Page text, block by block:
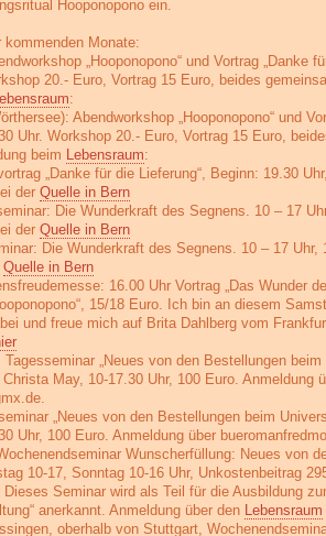
Hooponopono ein.
kommenden Monate:
„Hooponopono“ und Vortrag „Danke
20.- Euro, Vortrag 15 Euro, beides
:
Abendworkshop „Hooponopono“ und
Uhr. Workshop 20.- Euro, Vortrag 15 Euro,
beim Lebensraum:
„Danke für die Lieferung“, Beginn: 19.30
der Quelle in Bern
Die Wunderkraft des Segnens. 10 – 17
der Quelle in Bern
Die Wunderkraft des Segnens. 10 – 17 Uhr,
Quelle in Bern
16.00 Uhr Vortrag „Das Wunder
15/18 Euro. Ich bin an diesem
und freue mich auf Brita Dahlberg vom
„Neues von den Bestellungen beim
Christa May, 10-17.30 Uhr, 100 Euro. Anmeldung
„Neues von den Bestellungen beim
Uhr, 100 Euro. Anmeldung über
Wunscherfüllung: Neues von
10-17, Sonntag 10-16 Uhr, Unkostenbeitrag
Seminar wird als Teil für die Ausbildung
anerkannt. Anmeldung über den Lebensraum
oberhalb von Stuttgart,